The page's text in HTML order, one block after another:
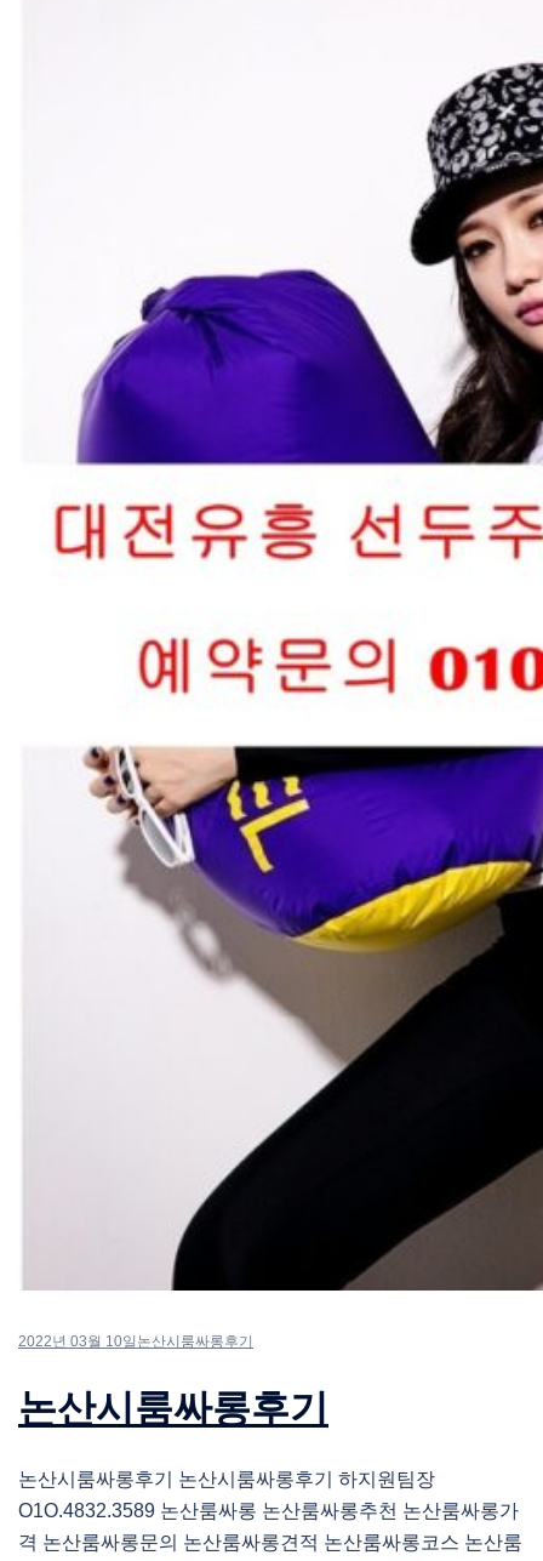
2022년 03월 10일 논산시룸싸롱후기
논산시룸싸롱후기
논산시룸싸롱후기 논산시룸싸롱후기 하지원팀장
O1O.4832.3589 논산룸싸롱 논산룸싸롱추천 논산룸싸롱가
격 논산룸싸롱문의 논산룸싸롱견적 논산룸싸롱코스 논산룸